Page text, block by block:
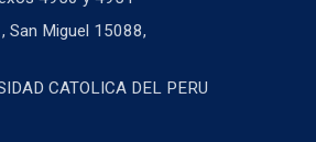
San Miguel 15088,
CATOLICA DEL PERU